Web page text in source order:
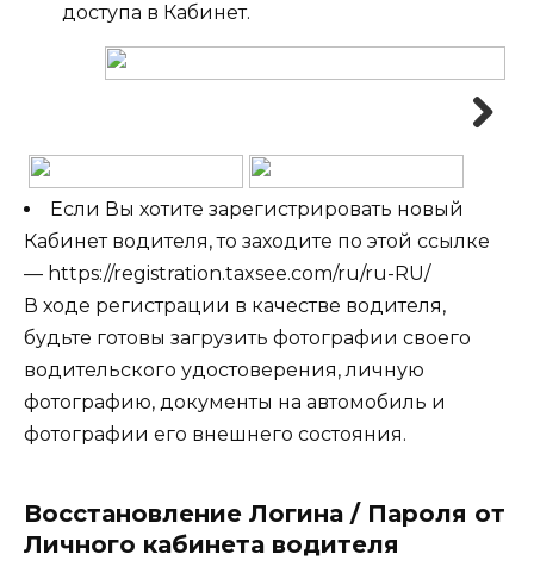
доступа в Кабинет.
Next
Если Вы хотите зарегистрировать новый
Кабинет водителя, то заходите по этой ссылке
— https://registration.taxsee.com/ru/ru-RU/
В ходе регистрации в качестве водителя,
будьте готовы загрузить фотографии своего
водительского удостоверения, личную
фотографию, документы на автомобиль и
фотографии его внешнего состояния.
Восстановление Логина / Пароля от
Личного кабинета водителя